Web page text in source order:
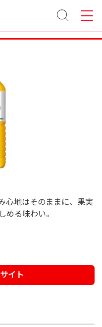
サイト
内検索
メニュ
ー
ペットボトル
心地はそのままに、果実
める味わい。
イト